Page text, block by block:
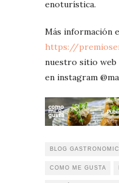
enoturística.
Más información
https://
nuestro sitio web
en instagram
BLOG
COMO ME GUSTA